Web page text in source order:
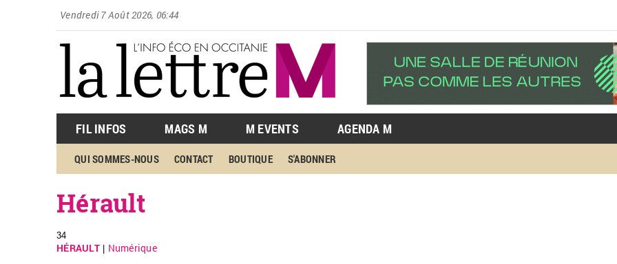
Vendredi 7 Août 2026, 06:44
FIL INFOS MAGS M M EVENTS AGENDA M
QUI SOMMES-NOUS CONTACT BOUTIQUE S'ABONNER
Hérault
34
HÉRAULT| Numérique